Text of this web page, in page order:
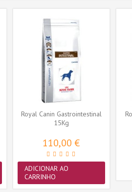
Royal Canin Gastrointestinal
15Kg
110,00 €
ADICIONAR AO
CARRINHO